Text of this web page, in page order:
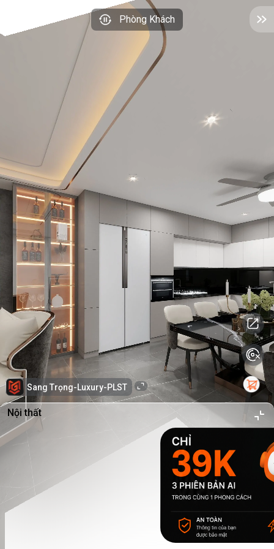
Phòng Khách
Sang Trọng-Luxury-PLST
Nội thất